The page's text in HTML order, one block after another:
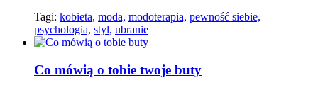
Tagi: kobieta, moda, modoterapia, pewność siebie,
psychologia, styl, ubranie
Co mówią o tobie twoje buty